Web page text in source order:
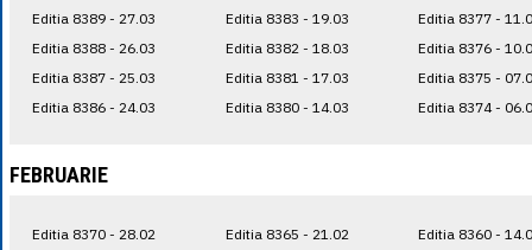
Editia 8389 - 27.03
Editia 8388 - 26.03
Editia 8387 - 25.03
Editia 8386 - 24.03
Editia 8383 - 19.03
Editia 8382 - 18.03
Editia 8381 - 17.03
Editia 8380 - 14.03
Editia 8377 -
Editia 8376 -
Editia 8375 -
Editia 8374 -
FEBRUARIE
Editia 8370 - 28.02
Editia 8365 - 21.02
Editia 8360 -